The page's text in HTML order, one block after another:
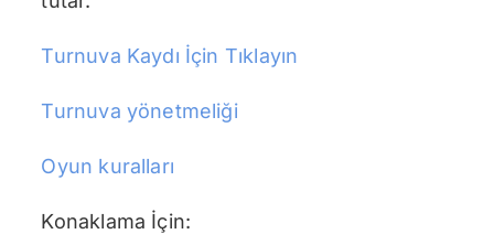
Turnuva Kaydı İçin Tıklayın
Turnuva yönetmeliği
Oyun kuralları
Konaklama İçin: